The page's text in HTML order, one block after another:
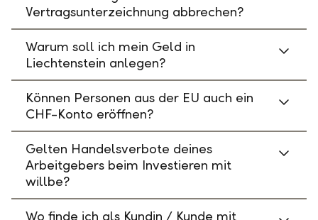
Vertragsunterzeichnung abbrechen?
Warum soll ich mein Geld in
Liechtenstein anlegen?
Können Personen aus der EU auch ein
CHF-Konto eröffnen?
Gelten Handelsverbote deines
Arbeitgebers beim Investieren mit
willbe?
Wo finde ich als Kundin / Kunde mit